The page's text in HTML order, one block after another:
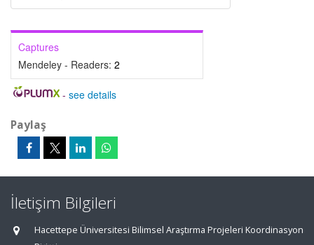
Captures
Mendeley - Readers: 2
- see details
Paylaş
İletişim Bilgileri
Hacettepe Üniversitesi Bilimsel Araştırma Projeleri Koordinasyon